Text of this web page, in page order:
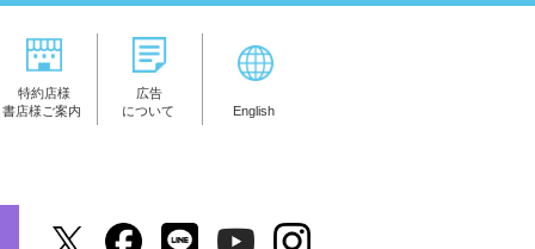
特約店様
書店様ご案内
広告
について
English